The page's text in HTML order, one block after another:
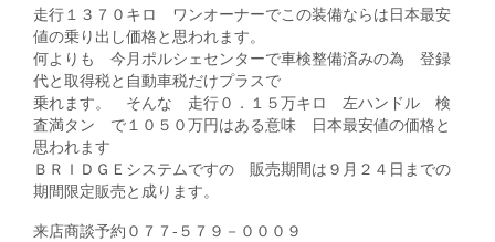
走行１３７０キロ ワンオーナーでこの装備ならは日本最安
値の乗り出し価格と思われます。
何よりも 今月ポルシェセンターで車検整備済みの為 登録
代と取得税と自動車税だけプラスで
乗れます。 そんな 走行０．１５万キロ 左ハンドル 検
査満タン で１０５０万円はある意味 日本最安値の価格と
思われます
ＢＲＩＤＧＥシステムですの 販売期間は９月２４日までの
期間限定販売と成ります。
来店商談予約０７７-５７９－０００９